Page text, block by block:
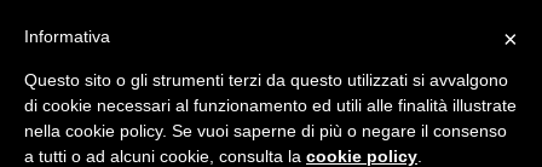
×
Informativa
Questo sito o gli strumenti terzi da questo utilizzati si avvalgono
di cookie necessari al funzionamento ed utili alle finalità illustrate
nella cookie policy. Se vuoi saperne di più o negare il consenso
a tutti o ad alcuni cookie, consulta la cookie policy